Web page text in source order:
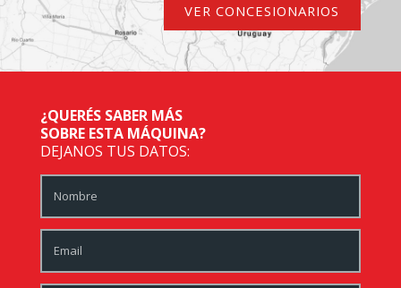
VER CONCESIONARIOS
¿QUERÉS SABER MÁS
SOBRE ESTA MÁQUINA?
DEJANOS TUS DATOS: